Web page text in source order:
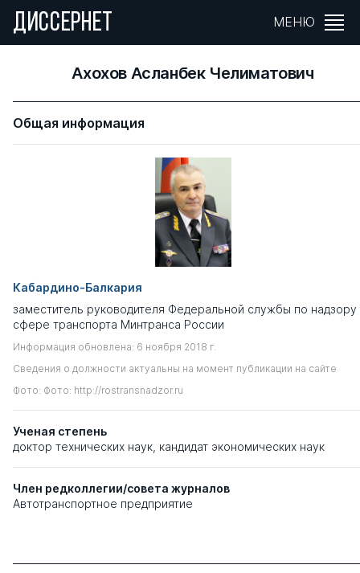
ДИССЕРНЕТ МЕНЮ
Ахохов Асланбек Челиматович
Общая информация
Кабардино-Балкария
заместитель руководителя Федеральной службы по надзору
сфере транспорта Минтранса России
Информация обновлена: 6 ноября 2018 г.
Сведения о должности актуальны на момент публикации на сайте
Фото: Фото: http://rostransnadzor.ru
Ученая степень
доктор технических наук, кандидат экономических наук
Член редколлегии/совета журналов
Автотранспортное предприятие